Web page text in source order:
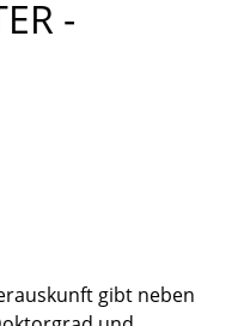
-
gibt neben